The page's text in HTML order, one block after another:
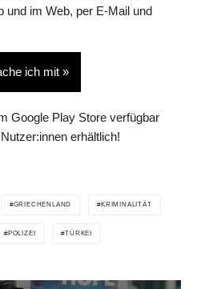
und im Web, per E-Mail und
ich mit »
Google Play Store verfügbar
erhältlich!
GRIECHENLAND KRIMINALITÄT
POLIZEI TÜRKEI